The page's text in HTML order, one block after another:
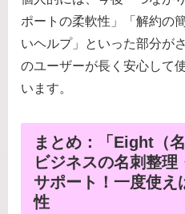
ポートの柔軟性」「解約の
いヘルプ」といった部分が
のユーザーが長く安心して
います。
まとめ：「Eight（
ビジネスの名刺整
サポート！一度使え
性